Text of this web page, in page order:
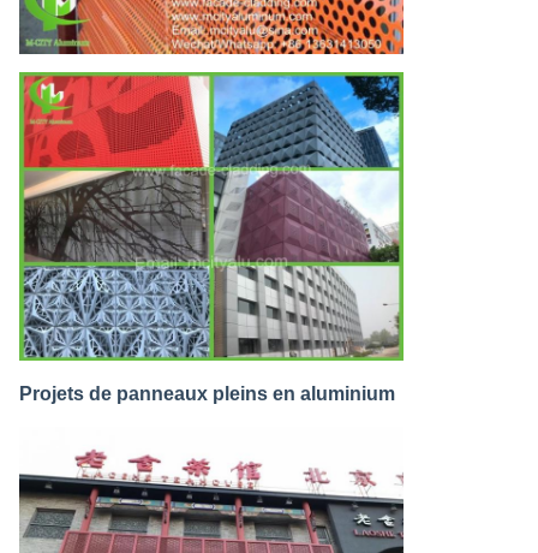
Projets de panneaux pleins en aluminium